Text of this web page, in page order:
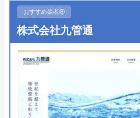
水道修理ルートの基本情報
運営会社 株式会社クリーンラ
代表者
所在地
大阪府吹田市広芝
対応エリア 全国
●定休日
●出張見積もり
お見積り・出張
至らない場合は
がございます
ングローン、
済、銀行決済
おすすめ業者⑧
株式会社九管通